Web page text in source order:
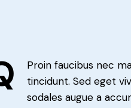
Proin faucibus nec
tincidunt. Sed eget
sodales augue a